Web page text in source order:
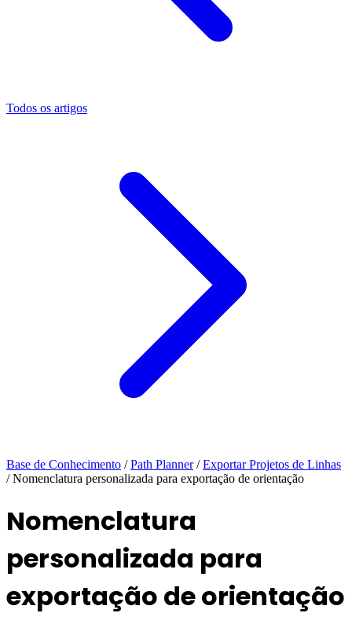
Todos os artigos
Base de Conhecimento / Path Planner / Exportar Projetos de Linhas
/ Nomenclatura personalizada para exportação de orientação
Nomenclatura
personalizada para
exportação de orientação